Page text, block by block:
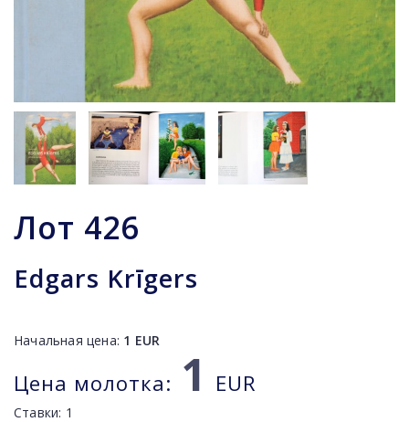
Лот 426
Edgars Krīgers
Начальная цена: 1 EUR
Цена молотка: 1 EUR
Ставки: 1